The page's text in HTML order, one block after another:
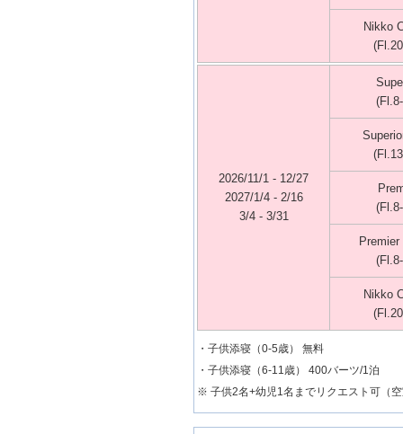
Nikko
2026/11/1 - 12/27
2027/1/4 - 2/16
3/4 - 3/31
Premier
Nikko
・子供添寝（0-5歳） 無料
・子供添寝（6-11歳） 400バーツ/1泊
※ 子供2名+幼児1名までリクエスト可（